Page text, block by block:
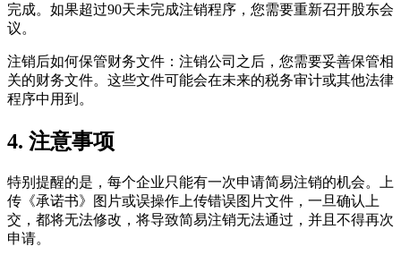
完成。如果超过90天未完成注销程序，您需要重新召开股东会
议。
注销后如何保管财务文件：注销公司之后，您需要妥善保管相
关的财务文件。这些文件可能会在未来的税务审计或其他法律
程序中用到。
4. 注意事项
特别提醒的是，每个企业只能有一次申请简易注销的机会。上
传《承诺书》图片或误操作上传错误图片文件，一旦确认上
交，都将无法修改，将导致简易注销无法通过，并且不得再次
申请。